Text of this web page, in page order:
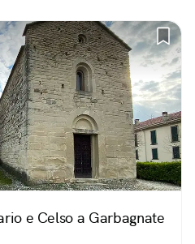
e Celso a Garbagnate